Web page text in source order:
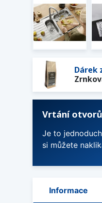
Dárek
Vrtání
Je to
si můžete
Informace